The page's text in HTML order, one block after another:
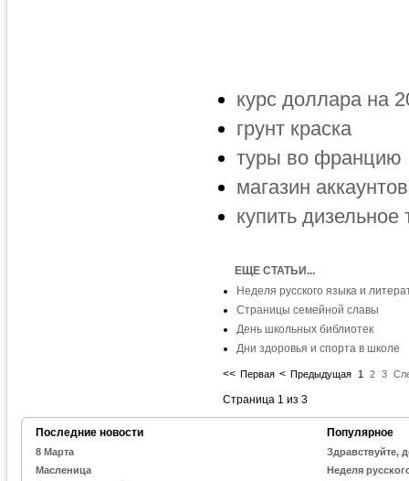
курс доллара на
грунт краска
туры во францию
магазин
купить
ЕЩЕ СТАТЬИ...
Неделя русского языка и
Страницы семейной славы
День школьных библиотек
Дни здоровья и спорта в школе
<< Первая < Предыдущая 1 2 3
Страница 1 из 3
Последние новости
8 Марта
Масленица
Популярное
Здравствуйте,
Неделя